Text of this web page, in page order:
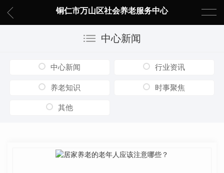
铜仁市万山区社会养老服务中心
中心新闻
中心新闻 行业资讯
养老知识 时事聚焦
其他